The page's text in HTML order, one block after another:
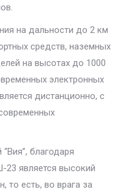
на дальности до 2 км
средств, наземных
на высотах до 1000
электронных
дистанционно, с
благодаря
является высокий
то есть, во врага за